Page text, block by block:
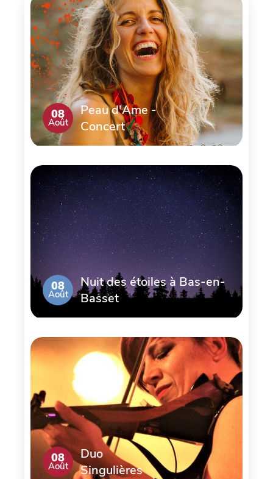
08
Août
Peau d'Ame -
Concert
08
Août
Nuit des étoiles à Bas-en-
Basset
08
Août
Duo
Singulières